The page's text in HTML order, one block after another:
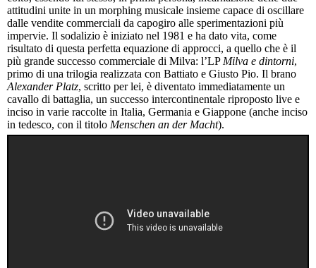
attitudini unite in un morphing musicale insieme capace di oscillare
dalle vendite commerciali da capogiro alle sperimentazioni più
impervie. Il sodalizio è iniziato nel 1981 e ha dato vita, come
risultato di questa perfetta equazione di approcci, a quello che è il
più grande successo commerciale di Milva: l’LP Milva e dintorni,
primo di una trilogia realizzata con Battiato e Giusto Pio. Il brano
Alexander Platz, scritto per lei, è diventato immediatamente un
cavallo di battaglia, un successo intercontinentale riproposto live e
inciso in varie raccolte in Italia, Germania e Giappone (anche inciso
in tedesco, con il titolo Menschen an der Macht).